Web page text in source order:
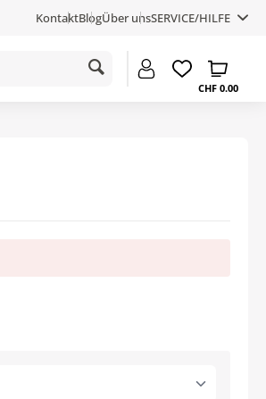
KontaktBlogÜber unsSERVICE/HILFE
CHF 0.00